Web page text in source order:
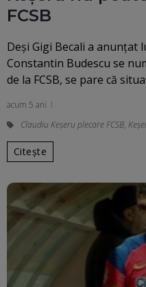
FCSB
Deși Gigi Becali a anunțat
Constantin Budescu se
de la FCSB, se pare că
acum 5 ani
Claudiu Keșeru plecare FCSB,
Citește